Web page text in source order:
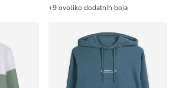
+9 ovoliko dodatnih boja